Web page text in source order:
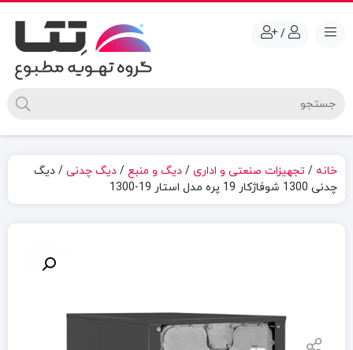
/
خانه / تجهیزات صنعتی و اداری / دیگ و منبع / دیگ چدنی / دیگ
چدنی 1300 شوفاژکار 19 پره مدل استار 19-1300